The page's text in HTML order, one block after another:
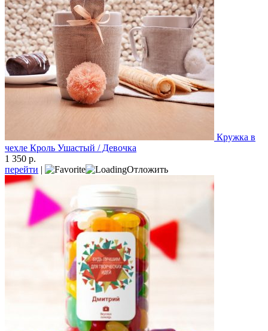
Кружка в
чехле Кроль Ушастый / Девочка
1 350 р.
перейти | Отложить